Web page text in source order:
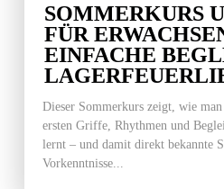
SOMMERKURS
FÜR
EINFACHE
Dieser Sommerkurs zeigt, wie
ersten Griffe, Rhythmen und
lernt – und damit direkt bekannte
Vorkenntnisse...